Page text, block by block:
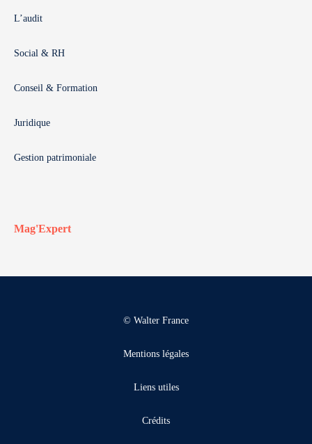
L’audit
Social & RH
Conseil & Formation
Juridique
Gestion patrimoniale
Mag'Expert
© Walter France
Mentions légales
Liens utiles
Crédits